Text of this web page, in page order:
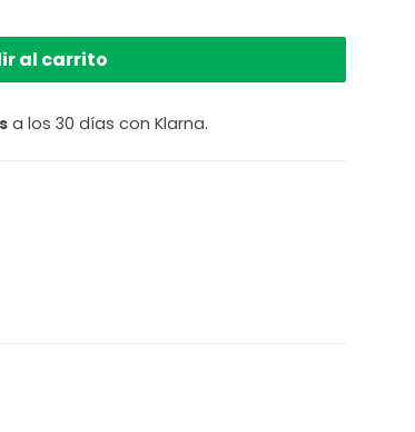
al carrito
a los 30 días con Klarna.